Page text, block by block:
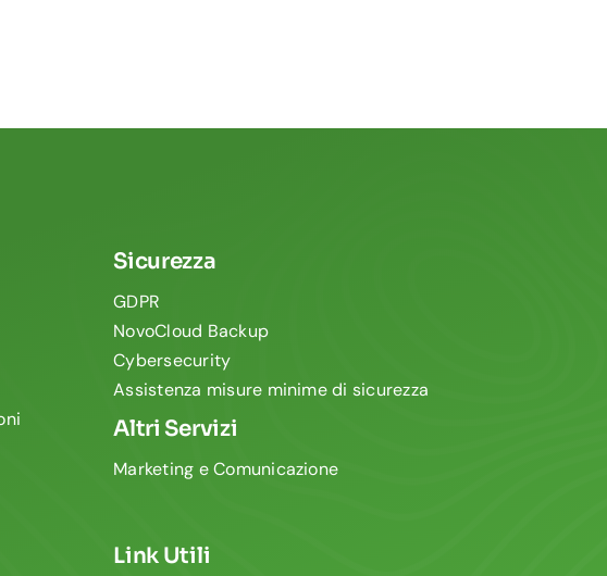
Sicurezza
GDPR
NovoCloud Backup
Cybersecurity
Assistenza misure minime di sicurezza
Altri Servizi
Marketing e Comunicazione
Link Utili